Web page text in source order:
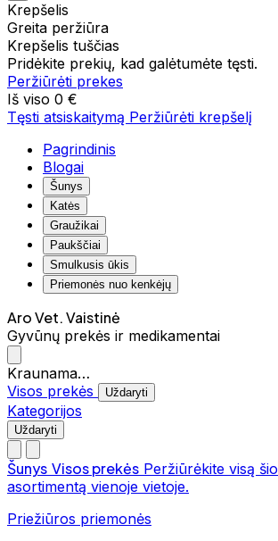
Krepšelis
Greita peržiūra
Krepšelis tuščias
Pridėkite prekių, kad galėtumėte tęsti.
Peržiūrėti prekes
Iš viso 0 €
Tęsti atsiskaitymą Peržiūrėti krepšelį
Pagrindinis
Blogai
Šunys
Katės
Graužikai
Paukščiai
Smulkusis ūkis
Priemonės nuo kenkėjų
Aro Vet. Vaistinė
Gyvūnų prekės ir medikamentai
Kraunama…
Visos prekės
Uždaryti
Kategorijos
Uždaryti
Šunys Visos prekės Peržiūrėkite visą
asortimentą vienoje vietoje.
Priežiūros priemonės